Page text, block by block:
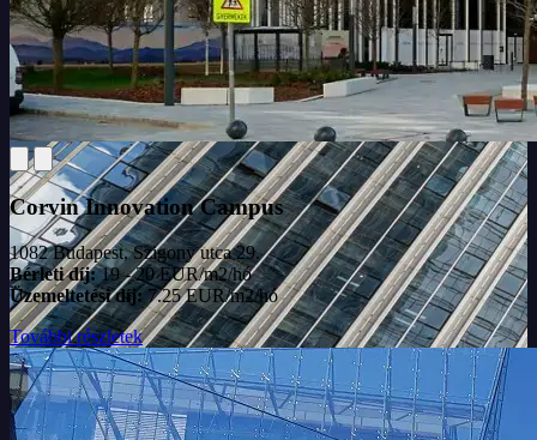
Corvin Innovation Campus
1082 Budapest, Szigony utca 29.
Bérleti díj:19 - 20 EUR/m2/hó
Üzemeltetési díj: 7.25 EUR/m2/hó
További részletek